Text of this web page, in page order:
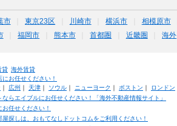
市 東京23区 川崎市 横浜市 相模原市
福岡市 熊本市 首都圏 近畿圏 海外
貸 海外賃貸
お任せください！
｜ 広州 ｜ 天津｜ ソウル｜ ニューヨーク ｜ ボストン ｜ ロンドン
らエイブルにお任せください！「海外不動産情報サイト」
任せください！
探しは、おもてなしドットコムをご利用ください！